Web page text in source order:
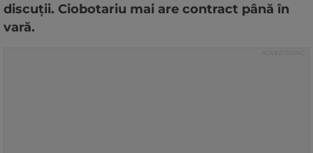
discuții. Ciobotariu mai are contract până în
vară.